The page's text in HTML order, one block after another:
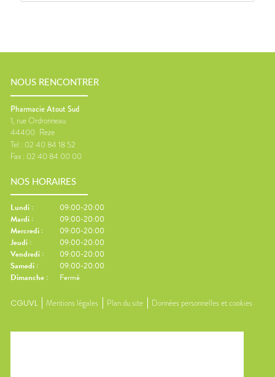
NOUS RENCONTRER
Pharmacie Atout Sud
1, rue Ordronneau
44400 Reze
Tel : 02 40 84 18 52
Fax : 02 40 84 00 00
NOS HORAIRES
Lundi :
09:00-20:00
Mardi :
09:00-20:00
Mercredi :
09:00-20:00
Jeudi :
09:00-20:00
Vendredi :
09:00-20:00
Samedi :
09:00-20:00
Dimanche : Fermé
CGUVL Mentions légales Plan du site Données personnelles et cookies